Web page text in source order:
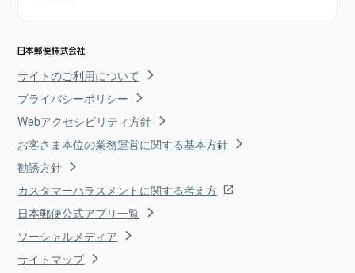
サイトのご利用について
プライバシーポリシー
Webアクセシビリティ方針
お客さま本位の業務運営に関する基本方針
勧誘方針
カスタマーハラスメントに関する考え方
日本郵便公式アプリ一覧
ソーシャルメディア
サイトマップ